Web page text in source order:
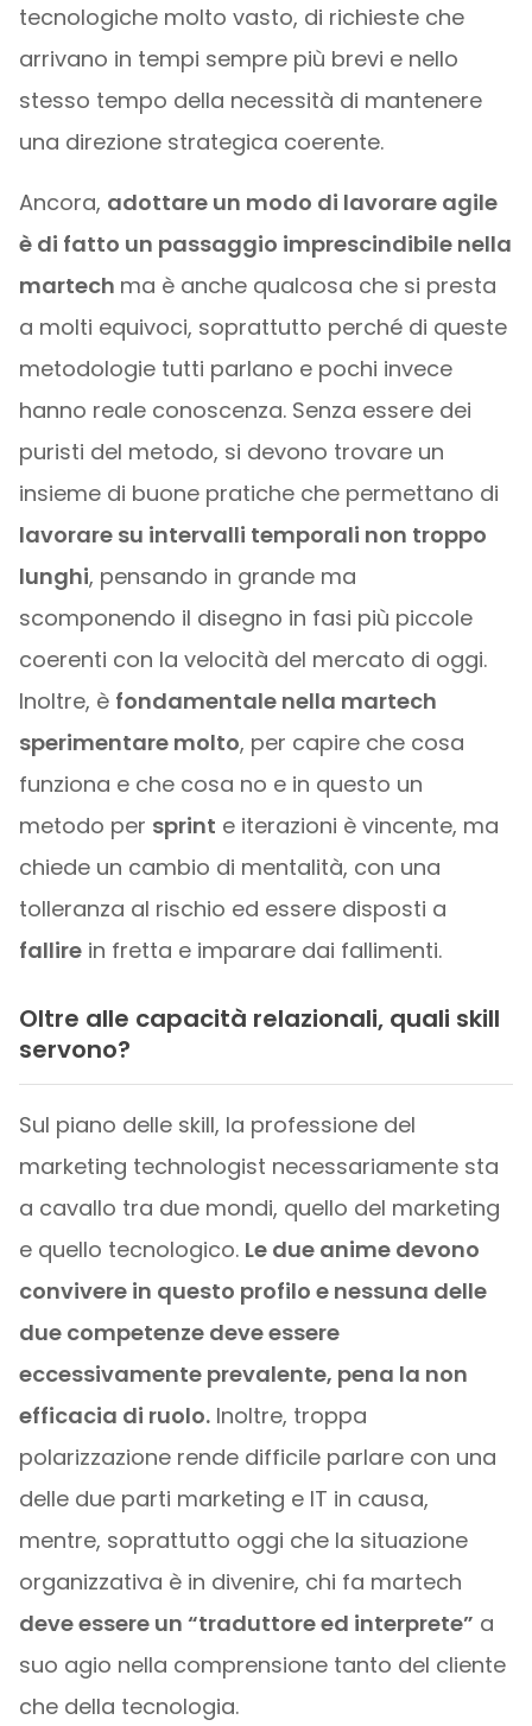
tecnologiche molto vasto, di richieste che
arrivano in tempi sempre più brevi e nello
stesso tempo della necessità di mantenere
una direzione strategica coerente.
Ancora, adottare un modo di lavorare agile
è di fatto un passaggio imprescindibile nella
martech ma è anche qualcosa che si presta
a molti equivoci, soprattutto perché di queste
metodologie tutti parlano e pochi invece
hanno reale conoscenza. Senza essere dei
puristi del metodo, si devono trovare un
insieme di buone pratiche che permettano di
lavorare su intervalli temporali non troppo
lunghi, pensando in grande ma
scomponendo il disegno in fasi più piccole
coerenti con la velocità del mercato di oggi.
Inoltre, è fondamentale nella martech
sperimentare molto, per capire che cosa
funziona e che cosa no e in questo un
metodo per sprint e iterazioni è vincente, ma
chiede un cambio di mentalità, con una
tolleranza al rischio ed essere disposti a
fallirein fretta e imparare dai fallimenti.
Oltre alle capacità relazionali, quali skill
servono?
Sul piano delle skill, la professione del
marketing technologist necessariamente sta
a cavallo tra due mondi, quello del marketing
e quello tecnologico. Le due anime devono
convivere in questo profilo e nessuna delle
due competenze deve essere
eccessivamente prevalente, pena la non
efficacia di ruolo.Inoltre, troppa
polarizzazione rende difficile parlare con una
delle due parti marketing e IT in causa,
mentre, soprattutto oggi che la situazione
organizzativa è in divenire, chi fa martech
deve essere un “traduttore ed interprete” a
suo agio nella comprensione tanto del cliente
che della tecnologia.